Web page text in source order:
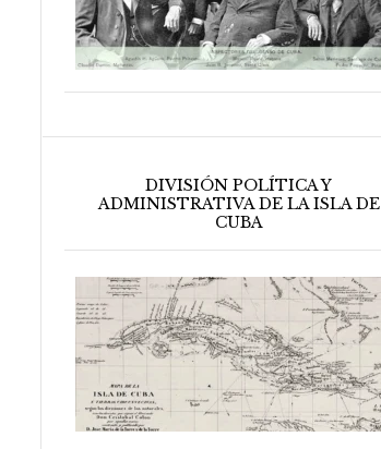
DIVISIÓN POLÍTICA Y
ADMINISTRATIVA DE LA ISLA DE
CUBA